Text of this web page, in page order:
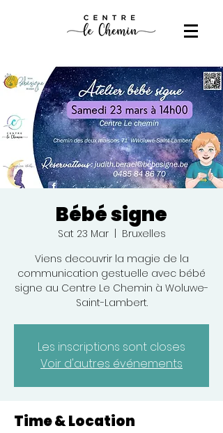
Bébé signe
Sat 23 Mar
  |
Bruxelles
Viens decouvrir la magie de la
communication gestuelle avec bébé
signe au Centre Le Chemin à Woluwe-
Saint-Lambert.
Les inscriptions sont closes
Voir d'autres événements
Time & Location